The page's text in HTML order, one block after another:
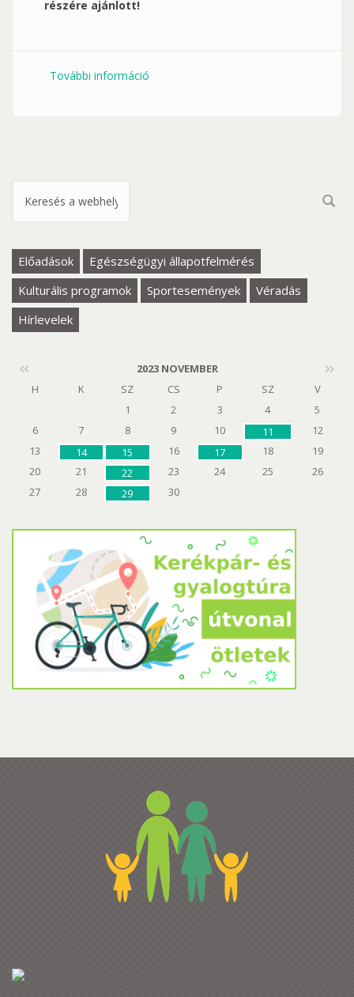
részére ajánlott!
További információ
Keresés űrlap
Előadások
Egészségügyi állapotfelmérés
Kulturális programok
Sportesemények
Véradás
Hírlevelek
H K SZ CS P SZ
V
1
2 3 4
5
6
7 8 9 10 11
12
13
14 15 16 17 18
19
20
21 22 23 24 25
26
27
28 29 30
2023 NOVEMBER